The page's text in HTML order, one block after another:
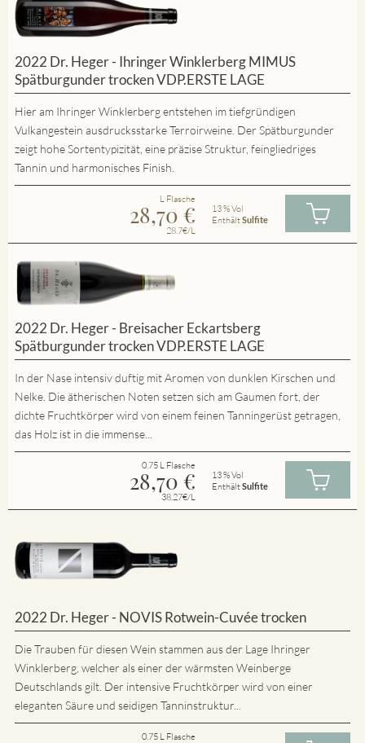
2022 Dr. Heger - Ihringer Winklerberg MIMUS
Spätburgunder trocken VDP.ERSTE LAGE
Hier am Ihringer Winklerberg entstehen im tiefgründigen
Vulkangestein ausdrucksstarke Terroirweine. Der Spätburgunder
zeigt hohe Sortentypizität, eine präzise Struktur, feingliedriges
Tannin und harmonisches Finish.
L Flasche
28,70 €
28.7€/L
13 % Vol
EnthältSulfite
2022 Dr. Heger - Breisacher Eckartsberg
Spätburgunder trocken VDP.ERSTE LAGE
In der Nase intensiv duftig mit Aromen von dunklen Kirschen und
Nelke. Die ätherischen Noten setzen sich am Gaumen fort, der
dichte Fruchtkörper wird von einem feinen Tanningerüst getragen,
das Holz ist in die immense...
0.75 L Flasche
28,70 €
38.27€/L
13 % Vol
EnthältSulfite
2022 Dr. Heger - NOVIS Rotwein-Cuvée trocken
Die Trauben für diesen Wein stammen aus der Lage Ihringer
Winklerberg, welcher als einer der wärmsten Weinberge
Deutschlands gilt. Der intensive Fruchtkörper wird von einer
eleganten Säure und seidigen Tanninstruktur...
0.75 L Flasche